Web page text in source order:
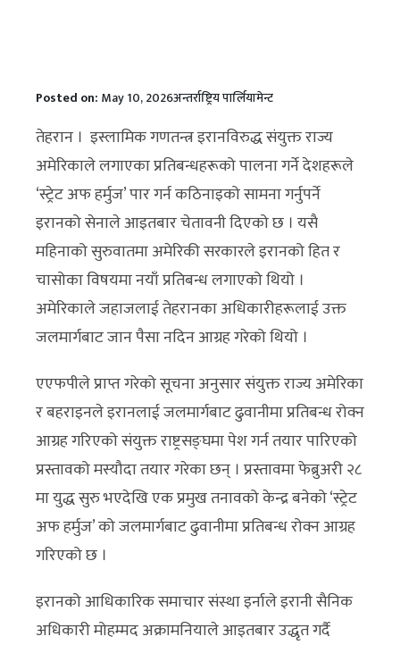
Posted on: May 10, 2026अन्तर्राष्ट्रिय पार्लियामेन्ट
तेहरान । इस्लामिक गणतन्त्र इरानविरुद्ध संयुक्त राज्य
अमेरिकाले लगाएका प्रतिबन्धहरूको पालना गर्ने देशहरूले
‘स्ट्रेट अफ हर्मुज’ पार गर्न कठिनाइको सामना गर्नुपर्ने
इरानको सेनाले आइतबार चेतावनी दिएको छ । यसै
महिनाको सुरुवातमा अमेरिकी सरकारले इरानको हित र
चासोका विषयमा नयाँ प्रतिबन्ध लगाएको थियो ।
अमेरिकाले जहाजलाई तेहरानका अधिकारीहरूलाई उक्त
जलमार्गबाट जान पैसा नदिन आग्रह गरेको थियो ।
एएफपीले प्राप्त गरेको सूचना अनुसार संयुक्त राज्य अमेरिका
र बहराइनले इरानलाई जलमार्गबाट ढुवानीमा प्रतिबन्ध रोक्न
आग्रह गरिएको संयुक्त राष्ट्रसङ्घमा पेश गर्न तयार पारिएको
प्रस्तावको मस्यौदा तयार गरेका छन् । प्रस्तावमा फेब्रुअरी २८
मा युद्ध सुरु भएदेखि एक प्रमुख तनावको केन्द्र बनेको ‘स्ट्रेट
अफ हर्मुज’ को जलमार्गबाट ढुवानीमा प्रतिबन्ध रोक्न आग्रह
गरिएको छ ।
इरानको आधिकारिक समाचार संस्था इर्नाले इरानी सैनिक
अधिकारी मोहम्मद अक्रामनियाले आइतबार उद्धृत गर्दै